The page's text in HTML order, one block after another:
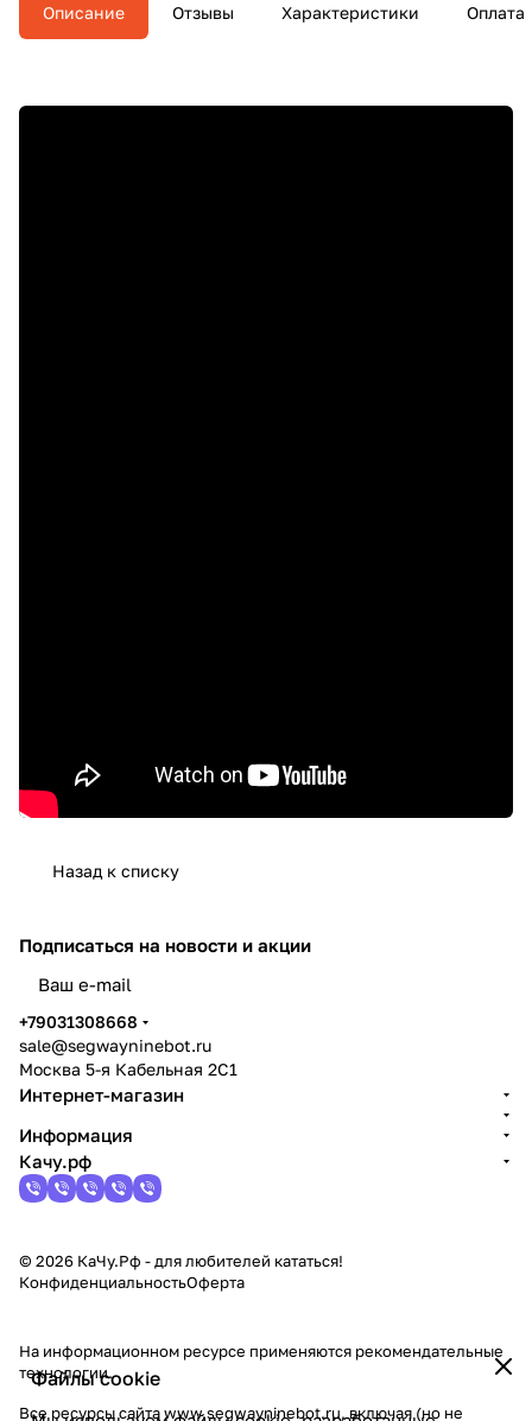
Описание Отзывы Характеристики Оплата
Назад к списку
Файлы cookie
Подписаться на новости и акции
+79031308668
sale@segwayninebot.ru
Москва 5-я Кабельная 2С1
Интернет-магазин
Информация
Качу.рф
© 2026 КаЧу.Рф - для любителей кататься!
КонфиденциальностьОферта
На информационном ресурсе применяются рекомендательные
технологии.
Все ресурсы сайта www.segwayninebot.ru, включая (но не